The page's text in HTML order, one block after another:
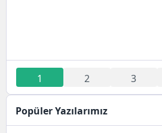
1 2 3
Popüler Yazılarımız